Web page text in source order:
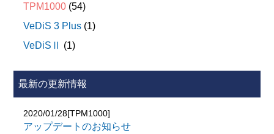
・ディストロニック(DTR)
・マルチファンクション・カメラ(MFK)
・バックアップ・カメラ(RFK)
・ディストロニック(DTR)
・マルチファンクション・カメラ(MFK)
・バックアップ・カメラ(RFK)
2019(H31)年5月～
CX-3
アテンザ
デミオ
ダイハツ・アップデートのお知ら
■ 2019-6-4 Ver.5.13
・CVT ECU初期学習のテキスト表示の不具合を修正し
■ 2019-2-14 Ver.6.35
〇新規車両
セレナ e-POWER HC27 12/2017
〇新規型式
TPM1000 (54)
VeDiS 3 Plus (1)
VeDiSⅡ (1)
最新の更新情報
2020/01/28[TPM1000]
アップデートのお知らせ